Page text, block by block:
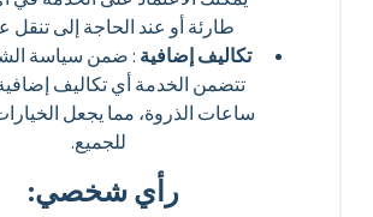
طارئة أو عند الحاجة إلى تنقل
تكاليف إضافية: ضمن سياسة
تتضمن الخدمة أي تكاليف
ساعات الذروة، مما يجعل
للجميع.
رأي شخصي: